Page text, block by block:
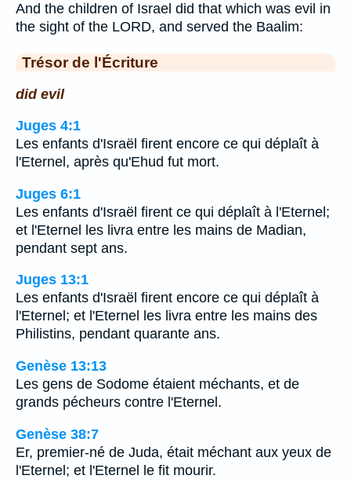
And the children of Israel did that which was evil in
the sight of the LORD, and served the Baalim:
Trésor de l'Écriture
did evil
Juges 4:1
Les enfants d'Israël firent encore ce qui déplaît à
l'Eternel, après qu'Ehud fut mort.
Juges 6:1
Les enfants d'Israël firent ce qui déplaît à l'Eternel;
et l'Eternel les livra entre les mains de Madian,
pendant sept ans.
Juges 13:1
Les enfants d'Israël firent encore ce qui déplaît à
l'Eternel; et l'Eternel les livra entre les mains des
Philistins, pendant quarante ans.
Genèse 13:13
Les gens de Sodome étaient méchants, et de
grands pécheurs contre l'Eternel.
Genèse 38:7
Er, premier-né de Juda, était méchant aux yeux de
l'Eternel; et l'Eternel le fit mourir.